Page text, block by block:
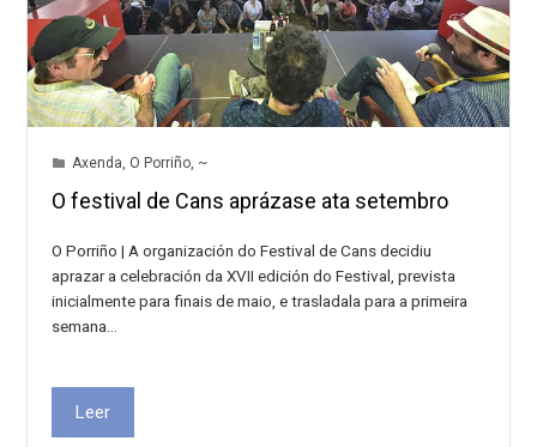
Axenda, O Porriño, ~
O festival de Cans aprázase ata setembro
O Porriño | A organización do Festival de Cans decidiu
aprazar a celebración da XVII edición do Festival, prevista
inicialmente para finais de maio, e trasladala para a primeira
semana…
Leer